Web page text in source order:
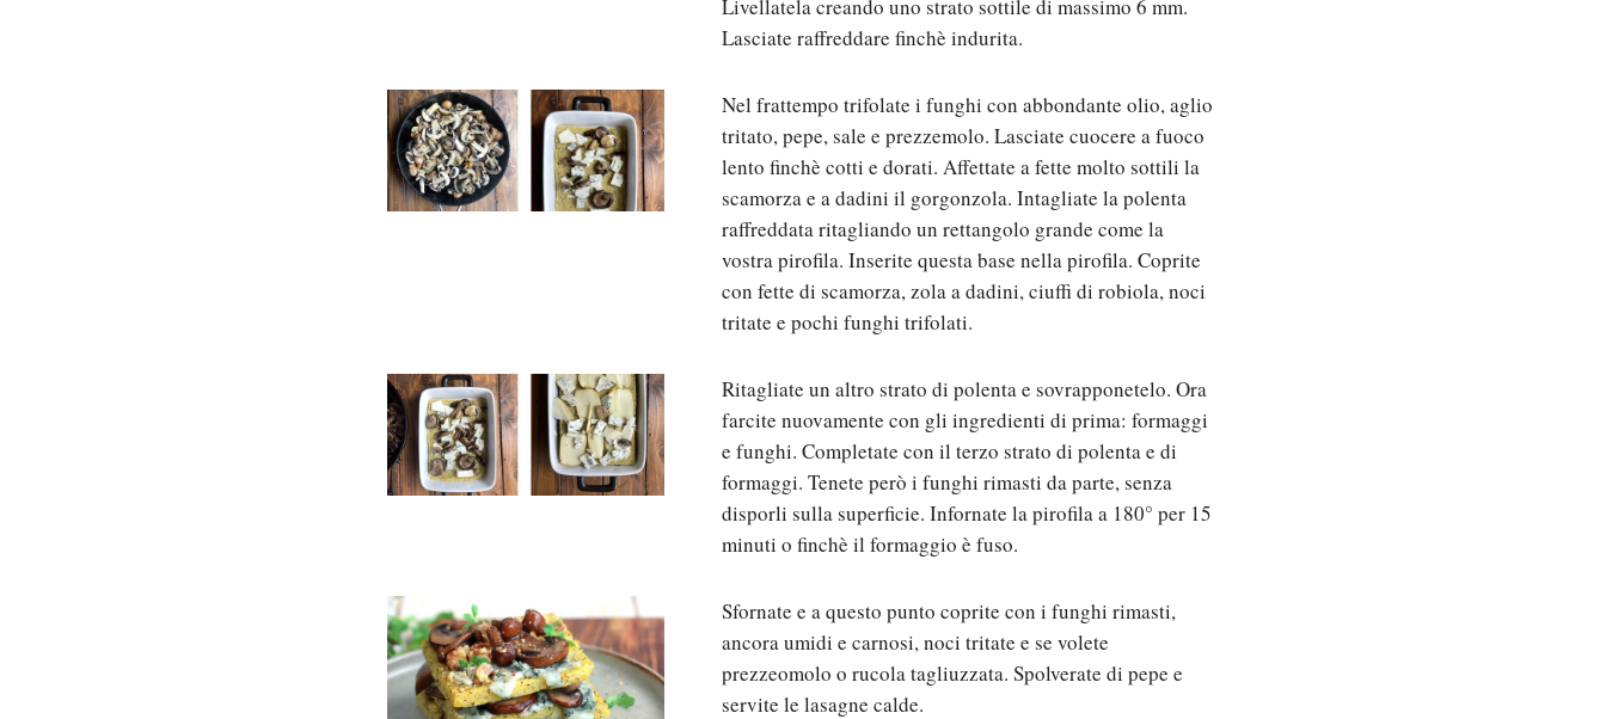
Livellatela creando uno strato sottile di massimo 6 mm.
Lasciate raffreddare finchè indurita.
Nel frattempo trifolate i funghi con abbondante olio, aglio
tritato, pepe, sale e prezzemolo. Lasciate cuocere a fuoco
lento finchè cotti e dorati. Affettate a fette molto sottili la
scamorza e a dadini il gorgonzola. Intagliate la polenta
raffreddata ritagliando un rettangolo grande come la
vostra pirofila. Inserite questa base nella pirofila. Coprite
con fette di scamorza, zola a dadini, ciuffi di robiola, noci
tritate e pochi funghi trifolati.
Ritagliate un altro strato di polenta e sovrapponetelo. Ora
farcite nuovamente con gli ingredienti di prima: formaggi
e funghi. Completate con il terzo strato di polenta e di
formaggi. Tenete però i funghi rimasti da parte, senza
disporli sulla superficie. Infornate la pirofila a 180° per 15
minuti o finchè il formaggio è fuso.
Sfornate e a questo punto coprite con i funghi rimasti,
ancora umidi e carnosi, noci tritate e se volete
prezzeomolo o rucola tagliuzzata. Spolverate di pepe e
servite le lasagne calde.